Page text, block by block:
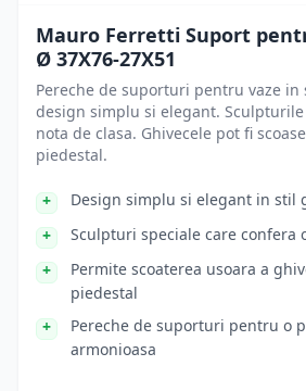
Mauro Ferretti Suport
Ø 37X76-27X51
Pereche de suporturi pentru vaze
design simplu si elegant.
nota de clasa. Ghivecele pot fi
piedestal.
Design simplu si elegant in stil
Sculpturi speciale care confera
Permite scoaterea usoara a
piedestal
Pereche de suporturi pentru o
armonioasa